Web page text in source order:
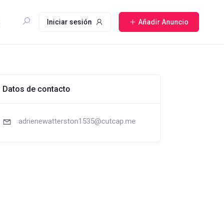
Iniciar sesión Añadir Anuncio
Datos de contacto
adrienewatterston1535@cutcap.me